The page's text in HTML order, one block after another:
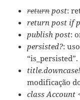
returnpost:
return post if
publish post:
persisted?:
“is_persisted”.
title.downcase!
modificação
class Account